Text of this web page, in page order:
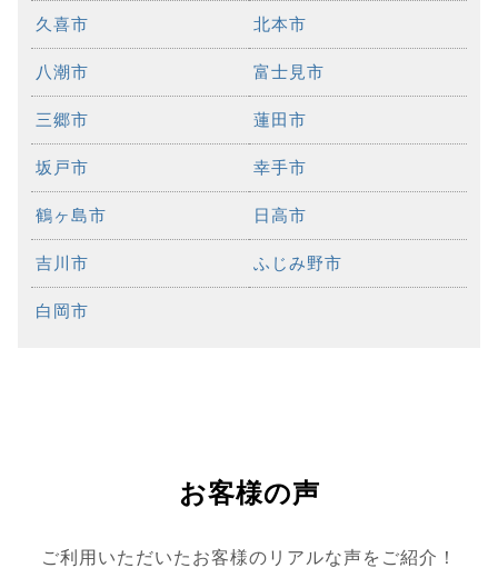
久喜市 北本市
八潮市 富士見市
三郷市 蓮田市
坂戸市 幸手市
鶴ヶ島市 日高市
吉川市 ふじみ野市
白岡市
お客様の声
ご利用いただいたお客様のリアルな声をご紹介！